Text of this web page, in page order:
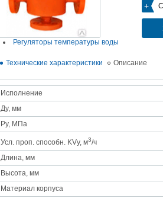
Ручные насосы НБУ без торговой
Поступление насосов НБУ 700-02 на
Насос бочковой универсальный НБУ
масел из бочек и других емкостей и
правилам и нормам.
15.01.2018
Оборудование в наличии на
Акция на
Товар имеется в наличии на
28.02.2017
Наклонный подъемник Minor
Регуляторы температуры воды
Технические характеристики Описание
Исполнение
Ду, мм
Ру, МПа
Усл. проп. способн. KVy, м3/ч
Длина, мм
Высота, мм
Материал корпуса